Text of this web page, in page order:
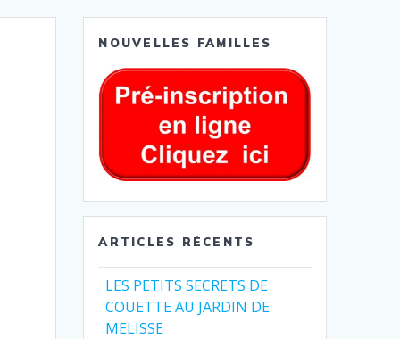
NOUVELLES FAMILLES
ARTICLES RÉCENTS
LES PETITS SECRETS DE
COUETTE AU JARDIN DE
MELISSE